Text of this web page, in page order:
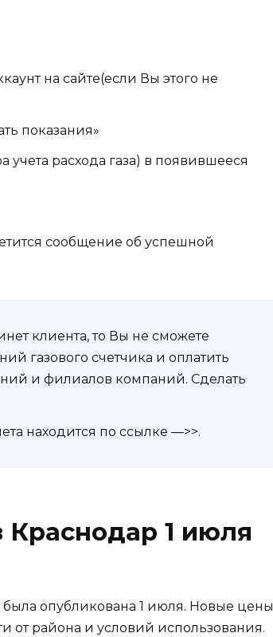
на сайте(если Вы этого не
показания»
расхода газа) в появившееся
сообщение об успешной
клиента, то Вы не сможете
газового счетчика и оплатить
и филиалов компаний. Сделать
находится по ссылке —>>.
1 июля
была опубликована 1 июля. Новые цены
от района и условий использования.